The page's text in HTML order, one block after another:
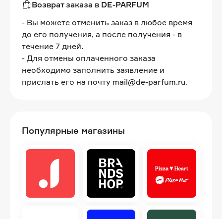
Возврат заказа в DE-PARFUM
- Вы можете отменить заказ в любое время
до его получения, а после получения - в
течение 7 дней.
- Для отмены оплаченного заказа
необходимо заполнить заявление и
прислать его на почту mail@de-parfum.ru.
Популярные магазины